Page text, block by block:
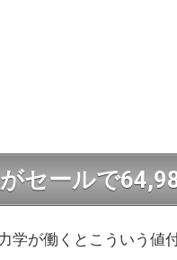
セールで
学が働くとこういう値